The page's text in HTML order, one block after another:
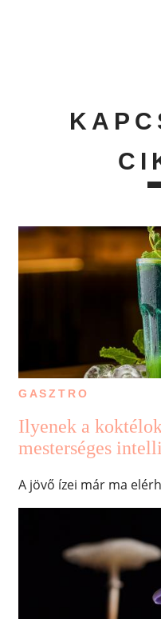
GASZTRO
Ilyenek a
mesterséges
A jövő ízei már ma